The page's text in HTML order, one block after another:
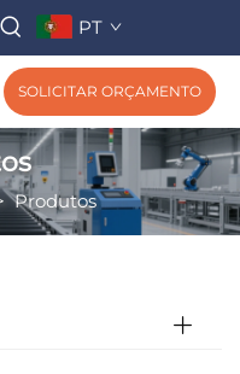
PT
SOLICITAR ORÇAMENTO
Produtos